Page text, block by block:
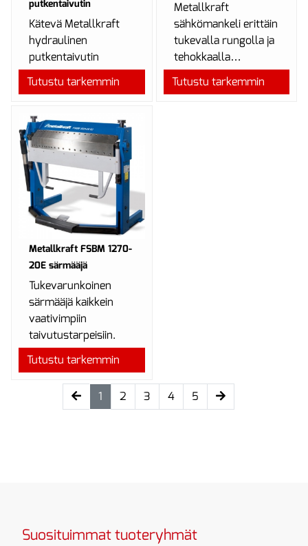
putkentaivutin
Kätevä Metallkraft
hydraulinen
putkentaivutin
erilaisten kupari- ja
komposiittiputkien
Tutustu tarkemmin
Metallkraft
sähkömankeli erittäin
tukevalla rungolla ja
tehokkaalla
moottorilla.
Tehdastilaustuote,
Tutustu tarkemmin
Metallkraft FSBM 1270-
20E särmääjä
Tukevarunkoinen
särmääjä kaikkein
vaativimpiin
taivutustarpeisiin.
Tutustu tarkemmin
1 (current)
2 3 4 5
Suosituimmat tuoteryhmät